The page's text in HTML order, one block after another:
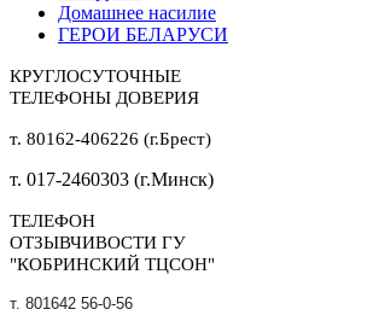
Домашнее насилие
ГЕРОИ БЕЛАРУСИ
КРУГЛОСУТОЧНЫЕ
ТЕЛЕФОНЫ ДОВЕРИЯ
т. 80162-406226 (г.Брест)
т. 017-2460303 (г.Минск)
ТЕЛЕФОН
ОТЗЫВЧИВОСТИ ГУ
"КОБРИНСКИЙ ТЦСОН"
т. 801642 56-0-56